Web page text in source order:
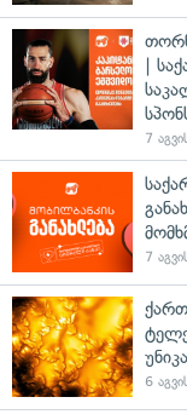
|
7
7
6